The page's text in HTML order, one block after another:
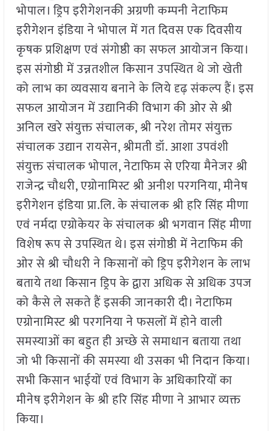
भोपाल। ड्रिप इरीगेशनकी अग्रणी कम्पनी नेटाफिम
इरीगेशन इंडिया ने भोपाल में गत दिवस एक दिवसीय
कृषक प्रशिक्षण एवं संगोष्ठी का सफल आयोजन किया।
इस संगोष्ठी में उन्नतशील किसान उपस्थित थे जो खेती
को लाभ का व्यवसाय बनाने के लिये दृढ़ संकल्प हैं। इस
सफल आयोजन में उद्यानिकी विभाग की ओर से श्री
अनिल खरे संयुक्त संचालक, श्री नरेश तोमर संयुक्त
संचालक उद्यान रायसेन, श्रीमती डॉ. आशा उपवंशी
संयुक्त संचालक भोपाल, नेटाफिम से एरिया मैनेजर श्री
राजेन्द्र चौधरी, एग्रोनामिस्ट श्री अनीश परगनिया, मीनेष
इरीगेशन इंडिया प्रा.लि. के संचालक श्री हरि सिंह मीणा
एवं नर्मदा एग्रोकेयर के संचालक श्री भगवान सिंह मीणा
विशेष रूप से उपस्थित थे। इस संगोष्ठी में नेटाफिम की
ओर से श्री चौधरी ने किसानों को ड्रिप इरीगेशन के लाभ
बताये तथा किसान ड्रिप के द्वारा अधिक से अधिक उपज
को कैसे ले सकते हैं इसकी जानकारी दी। नेटाफिम
एग्रोनामिस्ट श्री परगनिया ने फसलों में होने वाली
समस्याओं का बहुत ही अच्छे से समाधान बताया तथा
जो भी किसानों की समस्या थी उसका भी निदान किया।
सभी किसान भाईयों एवं विभाग के अधिकारियों का
मीनेष इरीगेशन के श्री हरि सिंह मीणा ने आभार व्यक्त
किया।